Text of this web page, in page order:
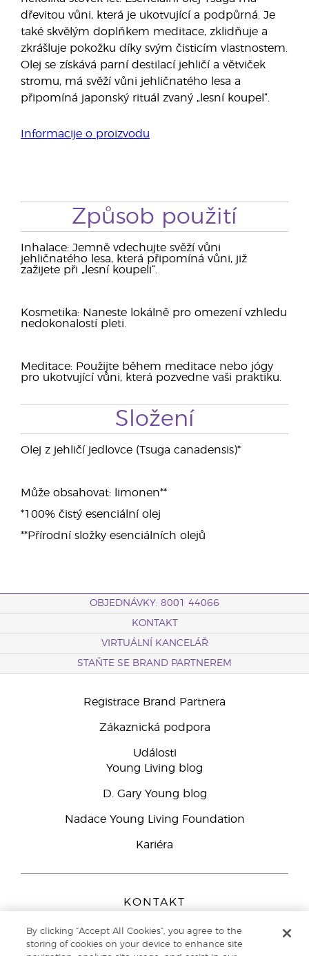
dřevitou vůni, která je ukotvující a podpůrná. Je
také skvělým doplňkem meditace, zklidňuje a
zkrášluje pokožku díky svým čisticím vlastnostem.
Olej se získává parní destilací jehličí a větviček
stromu, má svěží vůni jehličnatého lesa a
připomíná japonský rituál zvaný „lesní koupel“.
Informacije o proizvodu
Způsob použití
Inhalace: Jemně vdechujte svěží vůni
jehličnatého lesa, která připomíná vůni, již
zažijete při „lesní koupeli“.
Kosmetika: Naneste lokálně pro omezení vzhledu
nedokonalostí pleti.
Meditace: Použijte během meditace nebo jógy
pro ukotvující vůni, která pozvedne vaši praktiku.
Složení
Olej z jehličí jedlovce (Tsuga canadensis)*
Může obsahovat: limonen**
*100% čistý esenciální olej
**Přírodní složky esenciálních olejů
OBJEDNÁVKY: 8001 44066
KONTAKT
VIRTUÁLNÍ KANCELÁŘ
STAŇTE SE BRAND PARTNEREM
Registrace Brand Partnera
Zákaznická podpora
Události
Young Living blog
D. Gary Young blog
Nadace Young Living Foundation
Kariéra
KONTAKT
Peizerweg 97
9727 AJ Groningen
By clicking “Accept All Cookies”, you agree to the
storing of cookies on your device to enhance site